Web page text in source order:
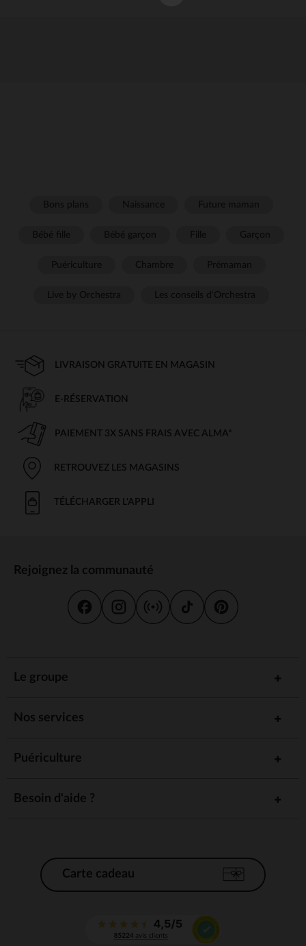
LIVRAISON GRATUITE EN MAGASIN
E-RÉSERVATION
PAIEMENT 3X SANS FRAIS AVEC ALMA*
RETROUVEZ LES MAGASINS
TÉLÉCHARGER L'APPLI
Rejoignez la communauté
Le groupe
Nos services
Puériculture
Besoin d'aide ?
Carte cadeau